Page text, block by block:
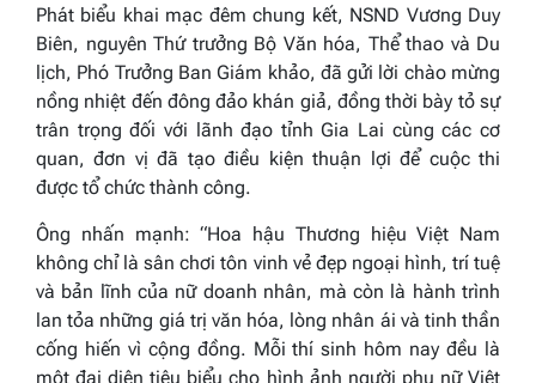
Phát biểu khai mạc đêm chung kết, NSND Vương Duy
Biên, nguyên Thứ trưởng Bộ Văn hóa, Thể thao và Du
lịch, Phó Trưởng Ban Giám khảo, đã gửi lời chào mừng
nồng nhiệt đến đông đảo khán giả, đồng thời bày tỏ sự
trân trọng đối với lãnh đạo tỉnh Gia Lai cùng các cơ
quan, đơn vị đã tạo điều kiện thuận lợi để cuộc thi
được tổ chức thành công.
Ông nhấn mạnh:“Hoa hậu Thương hiệu Việt Nam
không chỉ là sân chơi tôn vinh vẻ đẹp ngoại hình, trí tuệ
và bản lĩnh của nữ doanh nhân, mà còn là hành trình
lan tỏa những giá trị văn hóa, lòng nhân ái và tinh thần
cống hiến vì cộng đồng. Mỗi thí sinh hôm nay đều là
một đại diện tiêu biểu cho hình ảnh người phụ nữ Việt